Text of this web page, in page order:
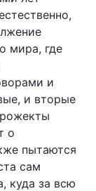
мира, где
и
и вторые
о
пытаются
сам
куда за всю